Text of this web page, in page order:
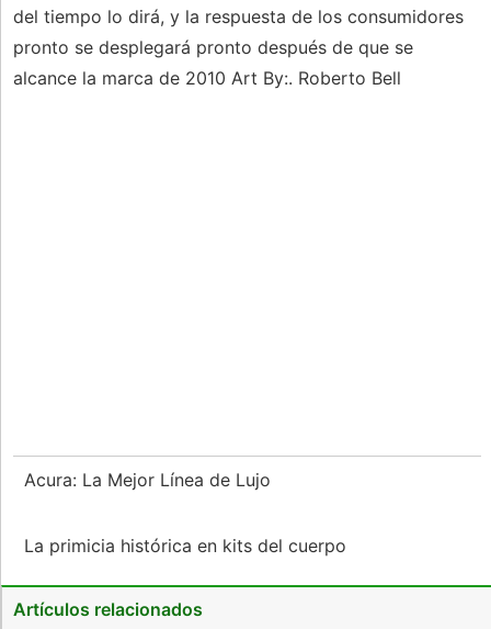
del tiempo lo dirá, y la respuesta de los consumidores
pronto se desplegará pronto después de que se
alcance la marca de 2010 Art By:. Roberto Bell
Acura: La Mejor Línea de Lujo
La primicia histórica en kits del cuerpo
Artículos relacionados